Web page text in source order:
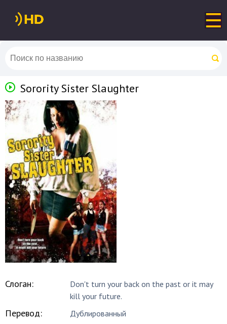
Sorority Sister Slaughter
Слоган:
Don't turn your back on the past or it may
kill your future.
Перевод: Дублированный